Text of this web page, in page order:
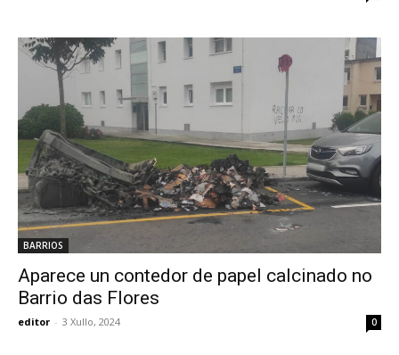
BARRIOS
Aparece un contedor de papel calcinado no
Barrio das Flores
editor - 3 Xullo, 2024 0